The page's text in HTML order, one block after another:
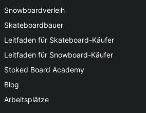
Snowboardverleih
Skateboardbauer
Leitfaden für Skateboard-Käufer
Leitfaden für Snowboard-Käufer
Stoked Board Academy
Blog
Arbeitsplätze